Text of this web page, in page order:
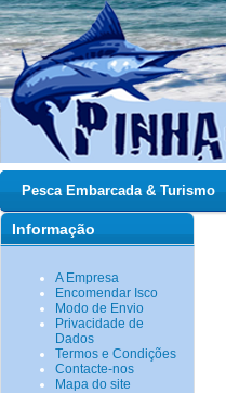
Pesca Embarcada & Turismo
Informação
A Empresa
Encomendar Isco
Modo de Envio
Privacidade de
Dados
Termos e Condições
Contacte-nos
Mapa do site